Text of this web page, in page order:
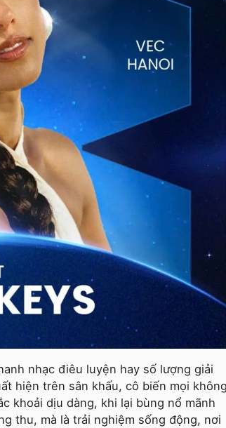
nhạc điêu luyện hay số lượng giải
hiện trên sân khấu, cô biến mọi
khoải dịu dàng, khi lại bùng nổ mãnh
thu, mà là trải nghiệm sống động, nơi